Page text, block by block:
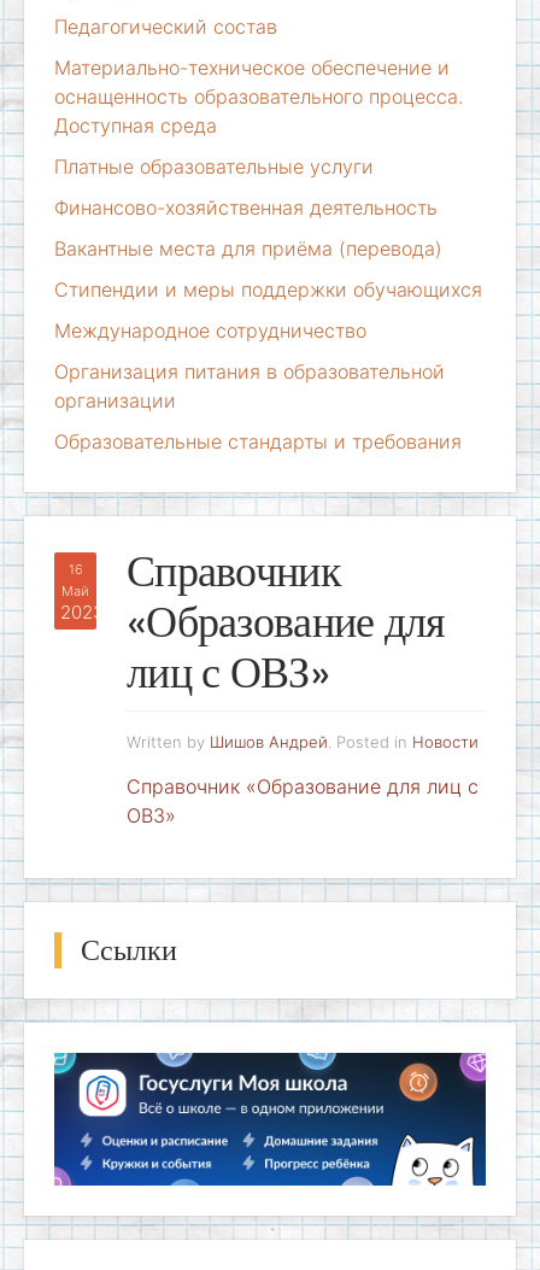
Педагогический состав
Материально-техническое обеспечение и
оснащенность образовательного процесса.
Доступная среда
Платные образовательные услуги
Финансово-хозяйственная деятельность
Вакантные места для приёма (перевода)
Стипендии и меры поддержки обучающихся
Международное сотрудничество
Организация питания в образовательной
организации
Образовательные стандарты и требования
16
Май
2023
Справочник
«Образование для
лиц с ОВЗ»
Written by Шишов Андрей . Posted in Новости
Справочник «Образование для лиц с
ОВЗ»
Ссылки